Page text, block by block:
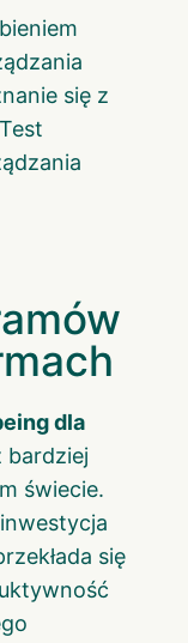
się z
Test
dla
bardziej
świecie.
się